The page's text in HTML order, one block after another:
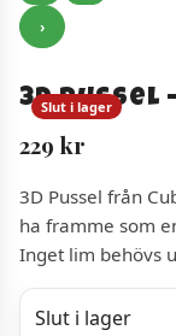
›
3D
229 kr
Slut i lager
3D Pussel från
ha framme som
Inget lim behövs
Slut i lager